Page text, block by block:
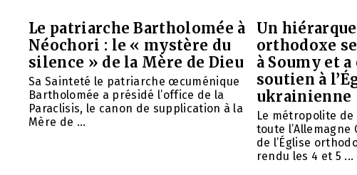
Le patriarche Bartholomée à
Néochori : le « mystère du
silence » de la Mère de Dieu
Sa Sainteté le patriarche œcuménique
Bartholomée a présidé l’office de la
Paraclisis, le canon de supplication à la
Mère de ...
Un
orthodoxe
à Soumy et
soutien à
ukrainienne
Le métropolite
toute
de l’Église
rendu les 4 et 5 ...